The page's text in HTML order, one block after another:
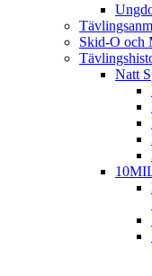
Skid-O och
Natt